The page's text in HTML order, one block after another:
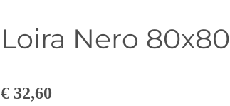
Loira Nero 80x80
€ 32,60